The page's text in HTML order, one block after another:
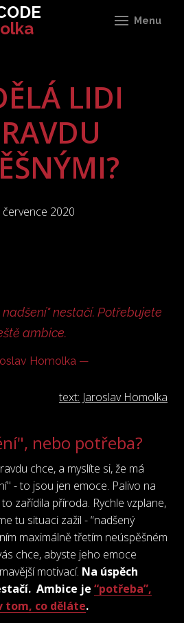
Menu
LIDI
července 2020
nestačí. Potřebujete
ambice.
Homolka —
text: Jaroslav Homolka
nebo potřeba?
chce, a myslíte si, že má
- to jsou jen emoce. Palivo na
zařídila příroda. Rychle vzplane,
tu situaci zažil - “nadšený
maximálně třetím neúspěšném
chce, abyste jeho emoce
motivací. Na úspěch
Ambice je “potřeba”,
tom, co děláte.